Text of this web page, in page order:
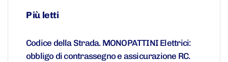
Più letti
Codice della Strada. MONOPATTINI Elettrici:
obbligo di contrassegno e assicurazione RC.